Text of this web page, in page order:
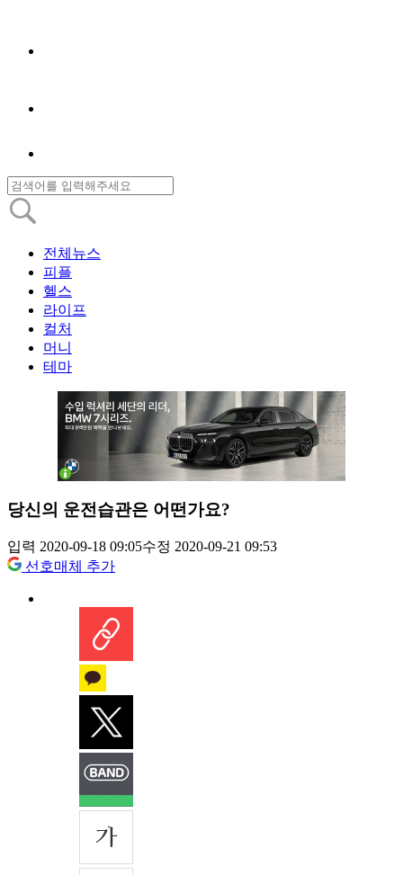
전체뉴스
피플
헬스
라이프
컬처
머니
테마
당신의 운전습관은 어떤가요?
입력 2020-09-18 09:05수정 2020-09-21 09:53
선호매체 추가